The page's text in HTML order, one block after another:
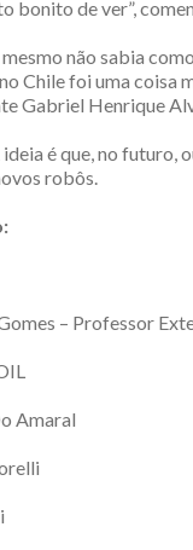
bonito de ver”,
não sabia
Chile foi uma coisa
Gabriel Henrique
é que, no futuro,
robôs.
– Professor
Amaral